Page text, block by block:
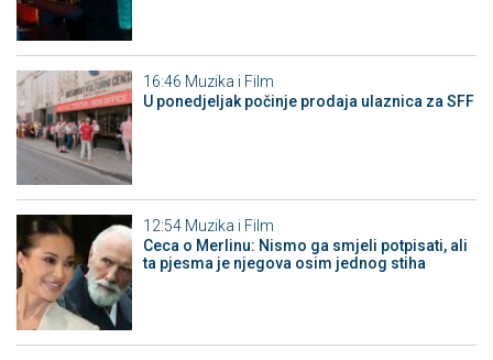
16:46 Muzika i Film
U ponedjeljak počinje prodaja ulaznica za SFF
12:54 Muzika i Film
Ceca o Merlinu: Nismo ga smjeli potpisati, ali
ta pjesma je njegova osim jednog stiha